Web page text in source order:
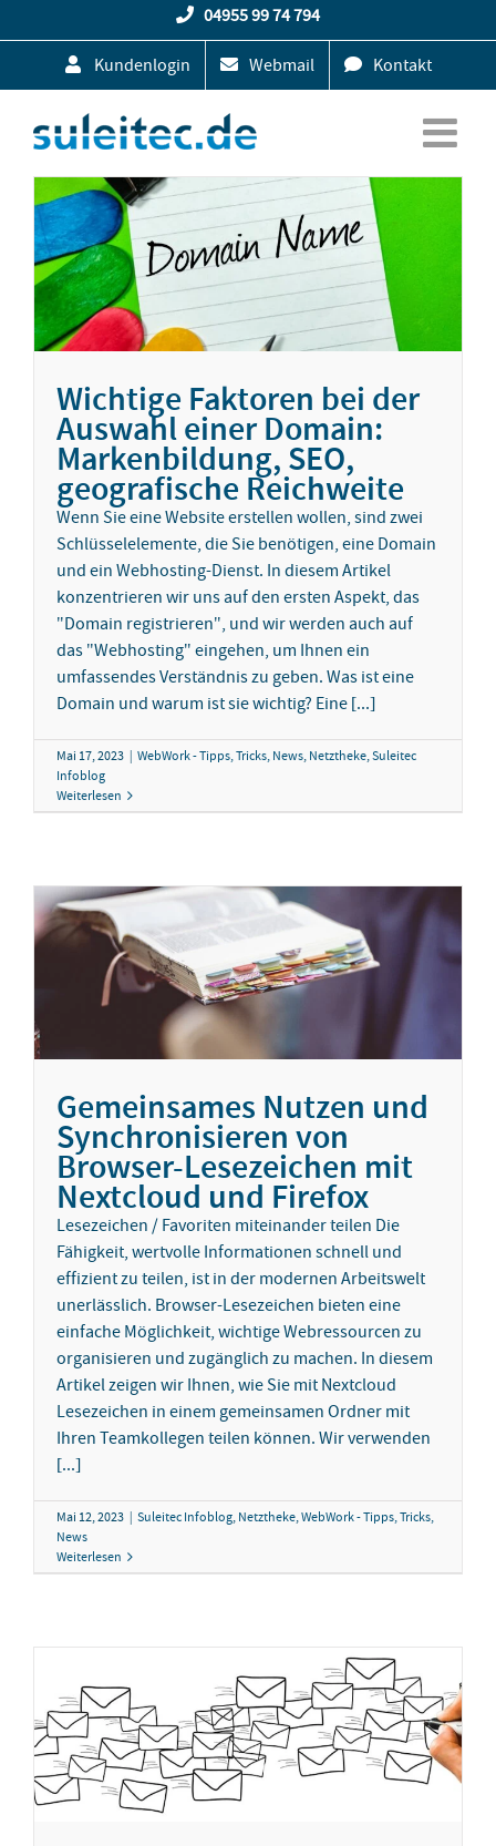
Inhalt
04955 99 74 794
Kundenlogin Webmail Kontakt
Wichtige Faktoren bei der
Auswahl einer Domain:
Markenbildung, SEO,
geografische Reichweite
Wenn Sie eine Website erstellen wollen, sind zwei
Schlüsselelemente, die Sie benötigen, eine Domain
und ein Webhosting-Dienst. In diesem Artikel
konzentrieren wir uns auf den ersten Aspekt, das
"Domain registrieren", und wir werden auch auf
das "Webhosting" eingehen, um Ihnen ein
umfassendes Verständnis zu geben. Was ist eine
Domain und warum ist sie wichtig? Eine [...]
Mai 17, 2023 | WebWork - Tipps, Tricks, News,Netztheke,Suleitec
Infoblog
Weiterlesen
Gemeinsames Nutzen und
Synchronisieren von
Browser-Lesezeichen mit
Nextcloud und Firefox
Lesezeichen / Favoriten miteinander teilen Die
Fähigkeit, wertvolle Informationen schnell und
effizient zu teilen, ist in der modernen Arbeitswelt
unerlässlich. Browser-Lesezeichen bieten eine
einfache Möglichkeit, wichtige Webressourcen zu
organisieren und zugänglich zu machen. In diesem
Artikel zeigen wir Ihnen, wie Sie mit Nextcloud
Lesezeichen in einem gemeinsamen Ordner mit
Ihren Teamkollegen teilen können. Wir verwenden
[...]
Mai 12, 2023 | Suleitec Infoblog,Netztheke,WebWork - Tipps, Tricks,
News
Weiterlesen